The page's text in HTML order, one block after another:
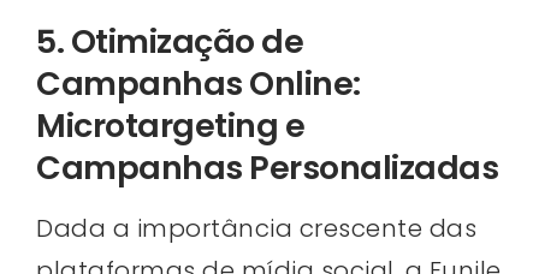
5. Otimização de
Campanhas Online:
Microtargeting e
Campanhas Personalizadas
Dada a importância crescente das